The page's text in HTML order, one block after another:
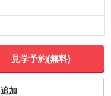
見学予約(無料)
加